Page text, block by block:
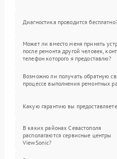
Диагностика проводится
Может ли вместо меня принять
после ремонта другой человек,
телефон которого я предоставлю?
Возможно ли получать обратную
процессе выполнения ремонтных
Какую гарантию вы
В каких районах Севастополя
располагаются сервисные центры
ViewSonic?